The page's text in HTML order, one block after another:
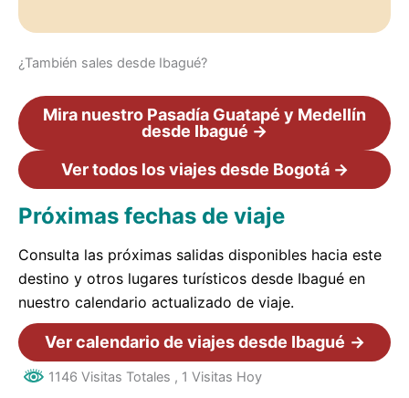
¿También sales desde Ibagué?
Mira nuestro Pasadía Guatapé y Medellín
desde Ibagué →
Ver todos los viajes desde Bogotá →
Próximas fechas de viaje
Consulta las próximas salidas disponibles hacia este
destino y otros lugares turísticos desde Ibagué en
nuestro calendario actualizado de viaje.
Ver calendario de viajes desde Ibagué →
1146 Visitas Totales , 1 Visitas Hoy